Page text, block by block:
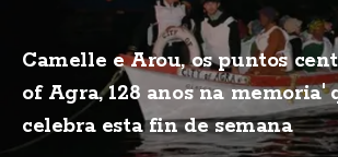
Camelle e Arou, os puntos
of Agra, 128 anos na memoria'
celebra esta fin de semana